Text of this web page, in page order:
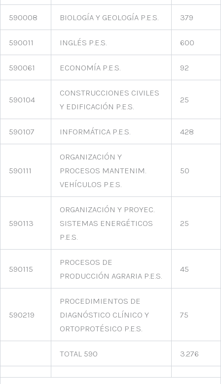
590008 BIOLOGÍA Y GEOLOGÍA P.E.S. 379
590011 INGLÉS P.E.S. 600
590061 ECONOMÍA P.E.S. 92
590104
CONSTRUCCIONES CIVILES
Y EDIFICACIÓN P.E.S.
25
590107 INFORMÁTICA P.E.S. 428
590111
ORGANIZACIÓN Y
PROCESOS MANTENIM.
VEHÍCULOS P.E.S.
50
590113
ORGANIZACIÓN Y PROYEC.
SISTEMAS ENERGÉTICOS
P.E.S.
25
590115
PROCESOS DE
PRODUCCIÓN AGRARIA P.E.S.
45
590219
PROCEDIMIENTOS DE
DIAGNÓSTICO CLÍNICO Y
ORTOPROTÉSICO P.E.S.
75
TOTAL 590 3.276